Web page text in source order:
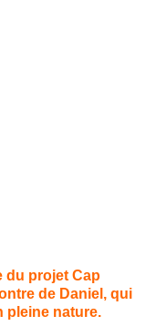
du projet Cap
de Daniel, qui
pleine nature.